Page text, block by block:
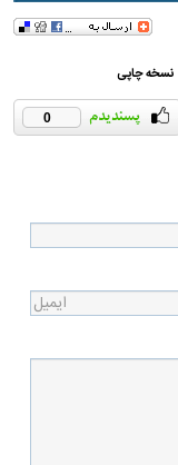
نسخه چاپی
0